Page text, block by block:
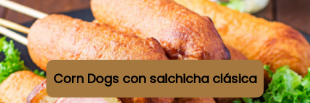
Corn Dogs con salchicha clásica